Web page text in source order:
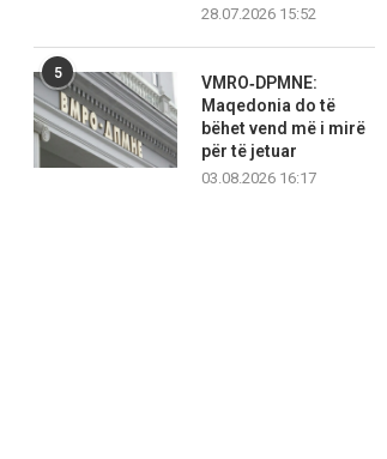
28.07.2026 15:52
5
VMRO‑DPMNE:
Maqedonia do të
bëhet vend më i mirë
për të jetuar
03.08.2026 16:17